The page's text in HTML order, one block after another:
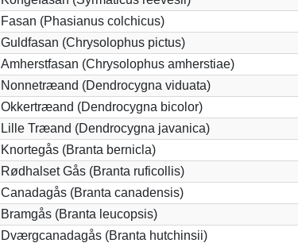
Fasan (Phasianus colchicus)
Guldfasan (Chrysolophus pictus)
Amherstfasan (Chrysolophus amherstiae)
Nonnetræand (Dendrocygna viduata)
Okkertræand (Dendrocygna bicolor)
Lille Træand (Dendrocygna javanica)
Knortegås (Branta bernicla)
Rødhalset Gås (Branta ruficollis)
Canadagås (Branta canadensis)
Bramgås (Branta leucopsis)
Dværgcanadagås (Branta hutchinsii)